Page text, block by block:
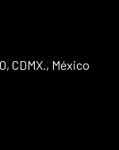
CDMX., México